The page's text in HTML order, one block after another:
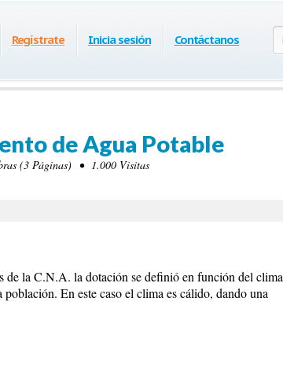
Regístrate Inicia sesión Contáctanos
de Agua Potable
(3 Páginas) • 1.000 Visitas
de la C.N.A. la dotación se definió en función del clima
En este caso el clima es cálido, dando una